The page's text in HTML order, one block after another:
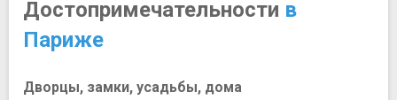
Достопримечательности в
Париже
Дворцы, замки, усадьбы, дома